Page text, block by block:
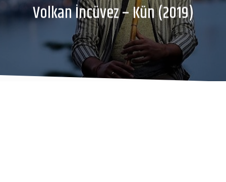
Volkan İncüvez – Kün (2019)